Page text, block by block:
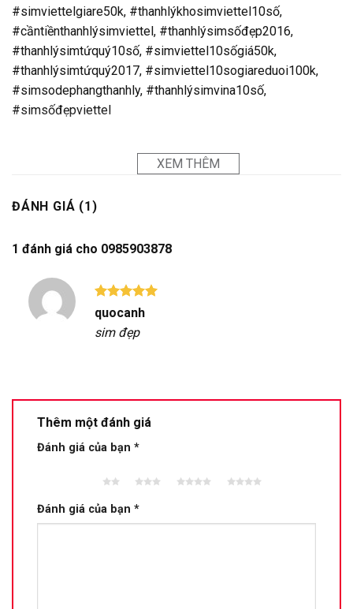
#simviettelgiare50k, #thanhlýkhosimviettel10số,
#cầntiềnthanhlýsimviettel, #thanhlýsimsốđẹp2016,
#thanhlýsimtứquý10số, #simviettel10sốgiá50k,
#thanhlýsimtứquý2017, #simviettel10sogiareduoi100k,
#simsodephangthanhly, #thanhlýsimvina10số,
#simsốđẹpviettel
XEM THÊM
ĐÁNH GIÁ (1)
1 đánh giá cho 0985903878
Được xếp
hạng
sao
quocanh
sim đẹp
Thêm một đánh giá
Đánh giá của bạn *
5 sao
sao
sao
sao
Đánh giá của bạn *